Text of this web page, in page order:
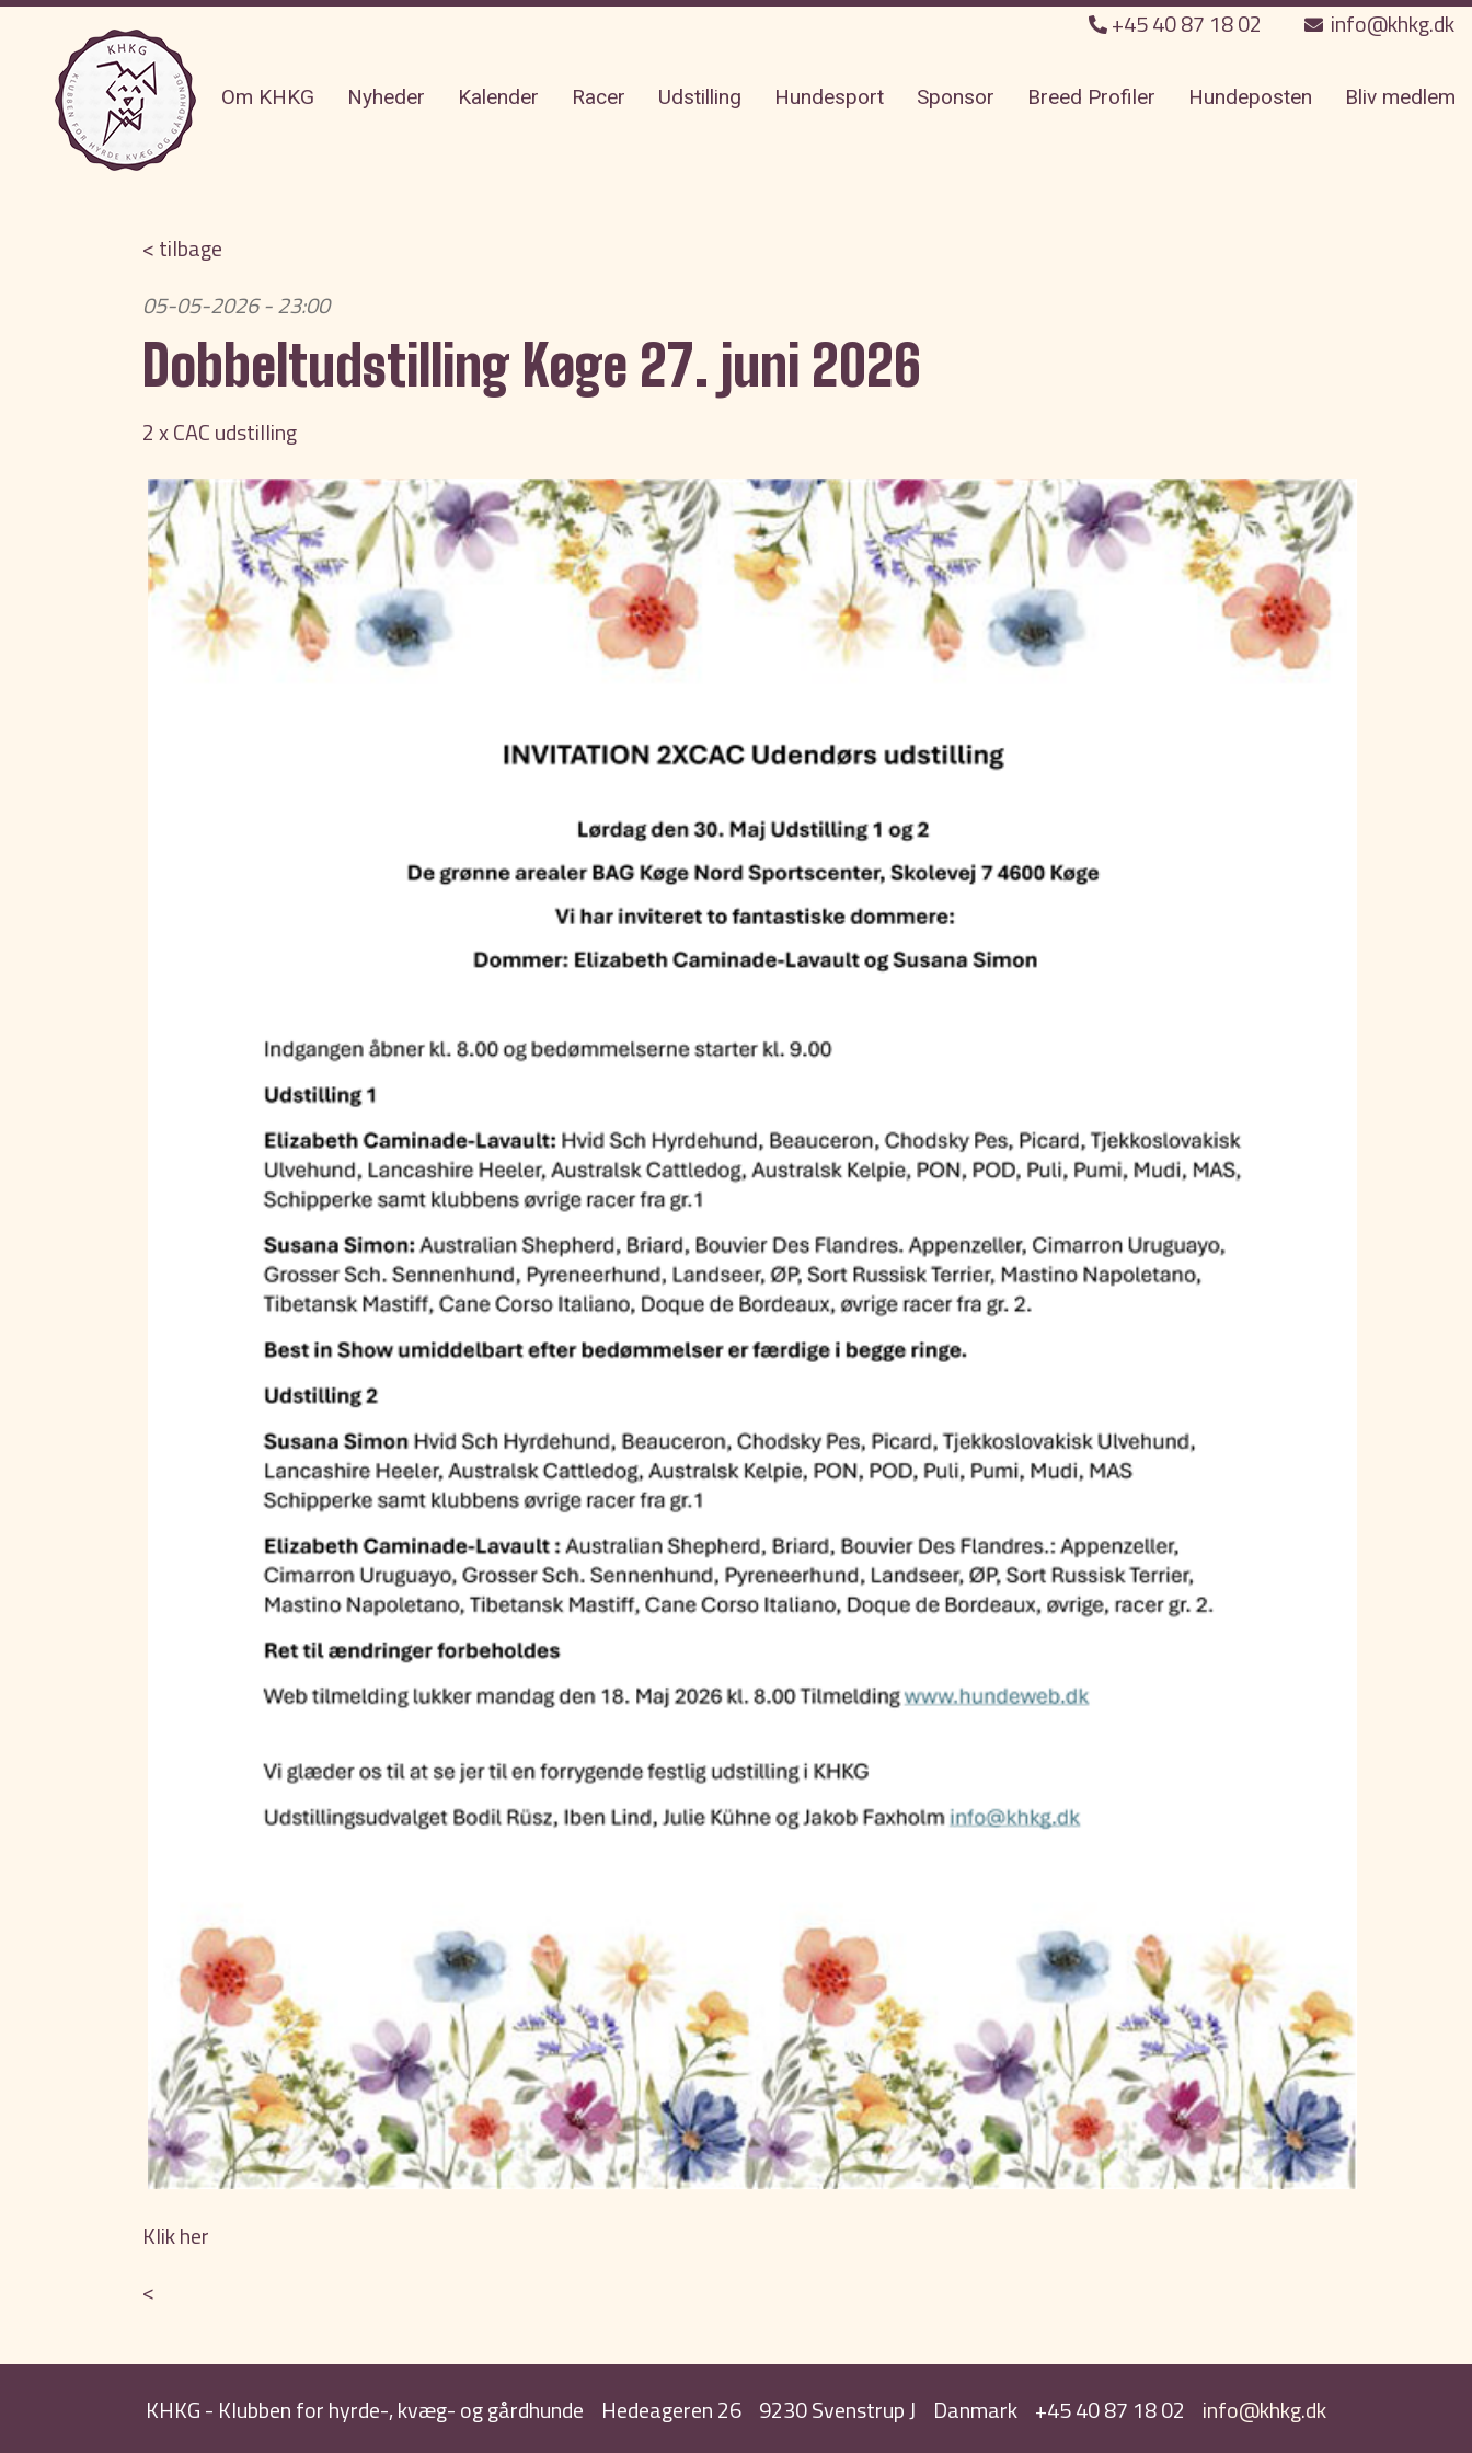
+45 40 87 18 02 info@khkg.dk
Om KHKG Nyheder Kalender Racer Udstilling Hundesport Sponsor Breed Profiler Hundeposten Bliv medlem
< tilbage
05-05-2026 - 23:00
Dobbeltudstilling Køge 27. juni 2026
2 x CAC udstilling
Klik her
<
KHKG - Klubben for hyrde-, kvæg- og gårdhunde Hedeageren 26 9230 Svenstrup J Danmark +45 40 87 18 02 info@khkg.dk